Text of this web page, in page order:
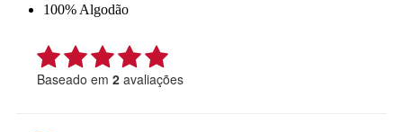
100% Algodão
Baseado em 2 avaliações